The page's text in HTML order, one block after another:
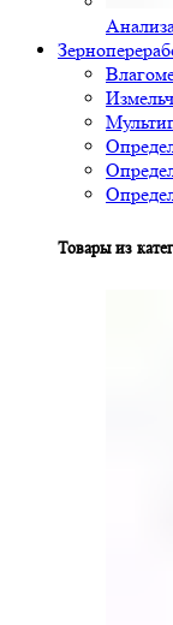
Товары из